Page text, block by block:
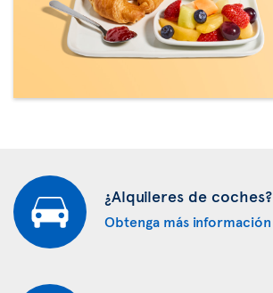
¿Alquileres de coches?
Obtenga más información